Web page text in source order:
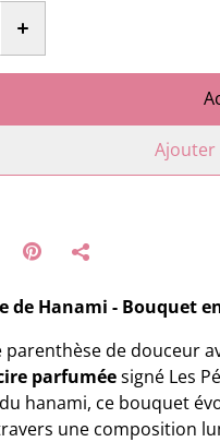
Ajouter
de Hanami - Bouquet
parenthèse de douceur
parfuméesigné Les
hanami, ce bouquet
une composition